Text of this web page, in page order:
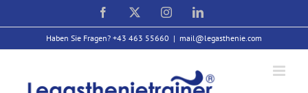
Facebook InstagramLinkedIn
Haben Sie Fragen? +43 463 55660 | mail@legasthenie.com